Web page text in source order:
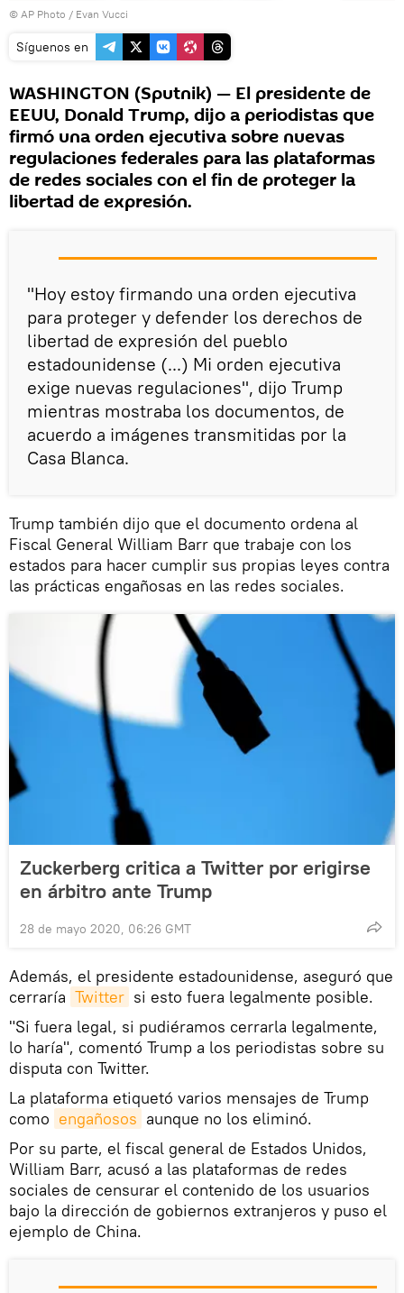
© AP Photo / Evan Vucci
Síguenos en
WASHINGTON (Sputnik) — El presidente de
EEUU, Donald Trump, dijo a periodistas que
firmó una orden ejecutiva sobre nuevas
regulaciones federales para las plataformas
de redes sociales con el fin de proteger la
libertad de expresión.
"Hoy estoy firmando una orden ejecutiva
para proteger y defender los derechos de
libertad de expresión del pueblo
estadounidense (...) Mi orden ejecutiva
exige nuevas regulaciones", dijo Trump
mientras mostraba los documentos, de
acuerdo a imágenes transmitidas por la
Casa Blanca.
Trump también dijo que el documento ordena al
Fiscal General William Barr que trabaje con los
estados para hacer cumplir sus propias leyes contra
las prácticas engañosas en las redes sociales.
Zuckerberg critica a Twitter por erigirse
en árbitro ante Trump
28 de mayo 2020, 06:26 GMT
Además, el presidente estadounidense, aseguró que
cerraría Twitter si esto fuera legalmente posible.
"Si fuera legal, si pudiéramos cerrarla legalmente,
lo haría", comentó Trump a los periodistas sobre su
disputa con Twitter.
La plataforma etiquetó varios mensajes de Trump
como engañosos aunque no los eliminó.
Por su parte, el fiscal general de Estados Unidos,
William Barr, acusó a las plataformas de redes
sociales de censurar el contenido de los usuarios
bajo la dirección de gobiernos extranjeros y puso el
ejemplo de China.